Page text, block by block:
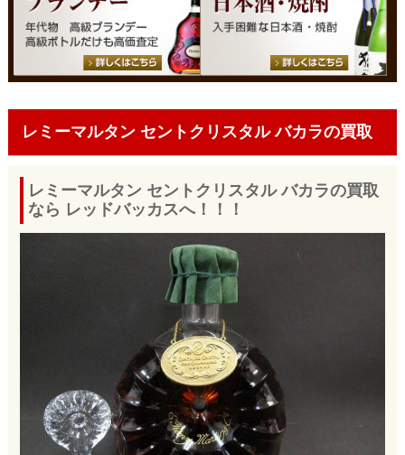
レミーマルタン セントクリスタル バカラの買取
レミーマルタン セントクリスタル バカラの買取
なら レッドバッカスへ！！！